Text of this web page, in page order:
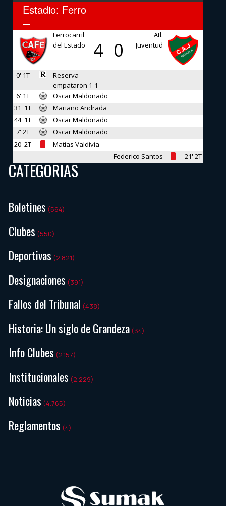
Estadio: Ferro
—
Ferrocarril
del Estado
4
Atl.
Juventud
0
0' 1T
Reserva
empataron 1-1
6' 1T
Oscar Maldonado
31' 1T
Mariano Andrada
44' 1T
Oscar Maldonado
7' 2T
Oscar Maldonado
20' 2T
Matias Valdivia
21' 2T
Federico Santos
CATEGORIAS
Boletines (564)
Clubes (550)
Deportivas (2.821)
Designaciones (391)
Fallos del Tribunal (438)
Historia: Un siglo de Grandeza (34)
Info Clubes (2.157)
Institucionales (2.229)
Noticias (4.765)
Reglamentos (4)